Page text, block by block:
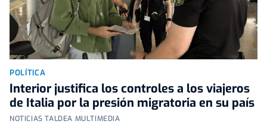
POLÍTICA
Interior justifica los controles a los viajeros
de Italia por la presión migratoria en su país
NOTICIAS TALDEA MULTIMEDIA